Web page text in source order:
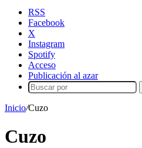
RSS
Facebook
X
Instagram
Spotify
Acceso
Publicación al azar
Inicio/Cuzo
Cuzo